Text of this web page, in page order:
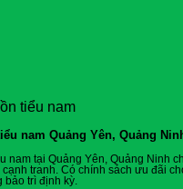
nam Quảng Yên, Quảng
nam tại Quảng Yên, Quảng Ninh
tranh. Có chính sách ưu đãi
bảo trì định kỳ.